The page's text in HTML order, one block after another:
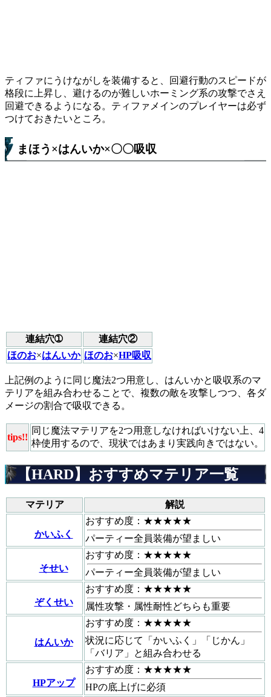
ティファにうけながしを装備すると、回避行動のスピードが
格段に上昇し、避けるのが難しいホーミング系の攻撃でさえ
回避できるようになる。ティファメインのプレイヤーは必ず
つけておきたいところ。
まほう×はんいか×〇〇吸収
連結穴➀
連結穴②
ほのお×はんいか ほのお×HP吸収
上記例のように同じ魔法2つ用意し、はんいかと吸収系のマ
テリアを組み合わせることで、複数の敵を攻撃しつつ、各ダ
メージの割合で吸収できる。
tips!!
同じ魔法マテリアを2つ用意しなければいけない上、4
枠使用するので、現状ではあまり実践向きではない。
【HARD】おすすめマテリア一覧
マテリア 解説
かいふく
おすすめ度：★★★★★
パーティー全員装備が望ましい
そせい
おすすめ度：★★★★★
パーティー全員装備が望ましい
ぞくせい
おすすめ度：★★★★★
属性攻撃・属性耐性どちらも重要
はんいか
おすすめ度：★★★★★
状況に応じて「かいふく」「じかん」
「バリア」と組み合わせる
HPアップ
おすすめ度：★★★★★
HPの底上げに必須